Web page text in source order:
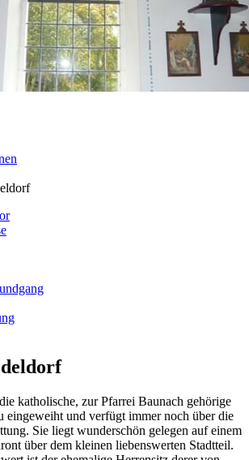
katholische, zur Pfarrei Baunach gehörige
eingeweiht und verfügt immer noch über die
Sie liegt wunderschön gelegen auf einem
über dem kleinen liebenswerten Stadtteil.